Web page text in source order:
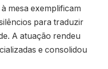
mesa exemplificam
para traduzir
A atuação rendeu
e consolidou